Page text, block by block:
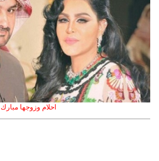
احلام وزوجها مبارك